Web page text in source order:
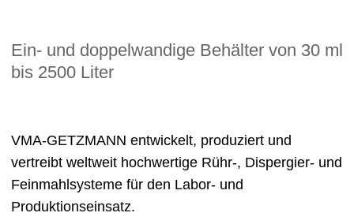
Ein- und doppelwandige Behälter von 30 ml
bis 2500 Liter
VMA-GETZMANN entwickelt, produziert und
vertreibt weltweit hochwertige Rühr-, Dispergier- und
Feinmahlsysteme für den Labor- und
Produktionseinsatz.